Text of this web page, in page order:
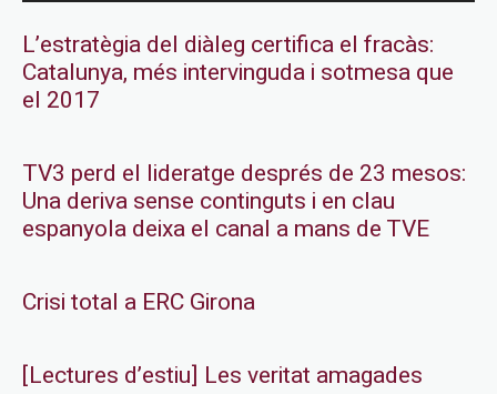
L’estratègia del diàleg certifica el fracàs:
Catalunya, més intervinguda i sotmesa que
el 2017
TV3 perd el lideratge després de 23 mesos:
Una deriva sense continguts i en clau
espanyola deixa el canal a mans de TVE
Crisi total a ERC Girona
[Lectures d’estiu] Les veritat amagades